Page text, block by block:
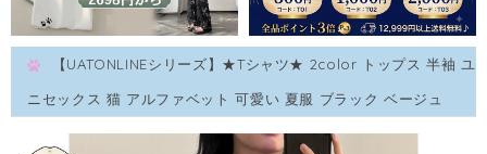
【UATONLINEシリーズ】★Tシャツ★ 2color トップス 半袖 ユ
ニセックス 猫 アルファベット 可愛い 夏服 ブラック ベージュ